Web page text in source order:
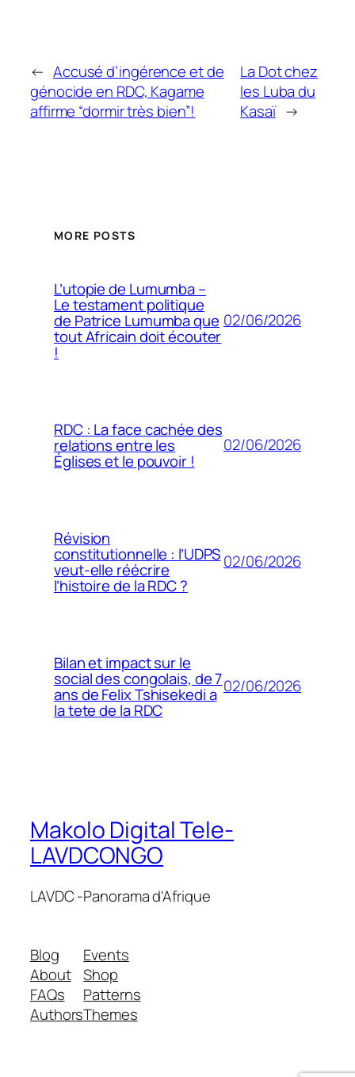
← Accusé d’ingérence et de
génocide en RDC, Kagame
affirme “dormir très bien”!
La Dot chez
les Luba du
Kasaï →
MORE POSTS
L’utopie de Lumumba –
Le testament politique
de Patrice Lumumba que
tout Africain doit écouter
!
02/06/2026
RDC : La face cachée des
relations entre les
Églises et le pouvoir !
02/06/2026
Révision
constitutionnelle : l’UDPS
veut-elle réécrire
l’histoire de la RDC ?
02/06/2026
Bilan et impact sur le
social des congolais, de 7
ans de Felix Tshisekedi a
la tete de la RDC
02/06/2026
Makolo Digital Tele-
LAVDCONGO
LAVDC -Panorama d'Afrique
Blog
About
FAQs
Authors
Events
Shop
Patterns
Themes